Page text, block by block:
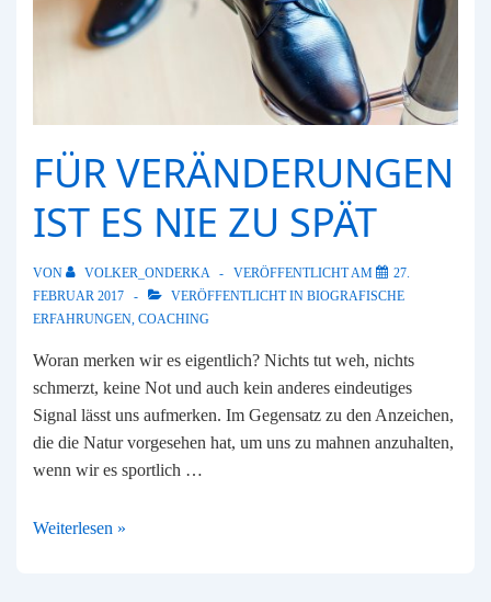
FÜR VERÄNDERUNGEN
IST ES NIE ZU SPÄT
VON VOLKER_ONDERKA VERÖFFENTLICHT AM
27.
FEBRUAR 2017
VERÖFFENTLICHT IN BIOGRAFISCHE
ERFAHRUNGEN, COACHING
Woran merken wir es eigentlich? Nichts tut weh, nichts
schmerzt, keine Not und auch kein anderes eindeutiges
Signal lässt uns aufmerken. Im Gegensatz zu den Anzeichen,
die die Natur vorgesehen hat, um uns zu mahnen anzuhalten,
wenn wir es sportlich …
Für
Weiterlesen »